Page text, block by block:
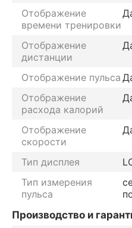
Отображение
времени тренировки
Отображение
дистанции
Отображение пульса
Отображение
расхода калорий
Отображение
скорости
Тип дисплея
Тип измерения
пульса
Производство и